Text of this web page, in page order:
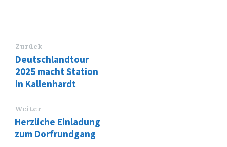
Zurück
Deutschlandtour
2025 macht Station
in Kallenhardt
Weiter
Herzliche Einladung
zum Dorfrundgang